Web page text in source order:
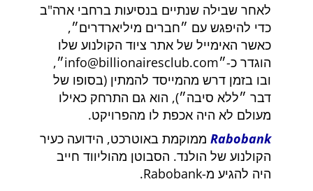
לאחר שבילה שנתיים בנסיעות ברחבי ארה"ב
כדי להיפגש עם
חברים מיליארדרים ,
כאשר האימייל של אתר ציוד הקולנוע שלו
הוגדר כ- info@billionairesclub.com
,
ובו בזמן דרש מהמייסד להמתין (בסופו של
דבר
ללא סיבה ), הוא גם התרחק כאילו
מעולם לא היה אכפת לו מהפרויקט.
Rabobank ממוקמת באוטרכט, הידועה כעיר
הקולנוע של הולנד. הסבוטן מהוליווד חייב
היה להגיע מ-Rabobank.